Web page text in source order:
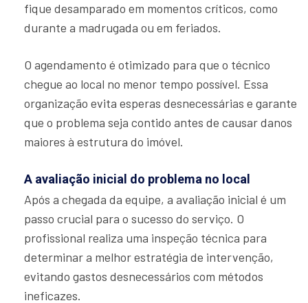
fique desamparado em momentos críticos, como
durante a madrugada ou em feriados.
O agendamento é otimizado para que o técnico
chegue ao local no menor tempo possível. Essa
organização evita esperas desnecessárias e garante
que o problema seja contido antes de causar danos
maiores à estrutura do imóvel.
A avaliação inicial do problema no local
Após a chegada da equipe, a avaliação inicial é um
passo crucial para o sucesso do serviço. O
profissional realiza uma inspeção técnica para
determinar a melhor estratégia de intervenção,
evitando gastos desnecessários com métodos
ineficazes.